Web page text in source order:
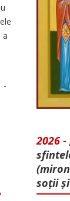
a
2026 -
soții